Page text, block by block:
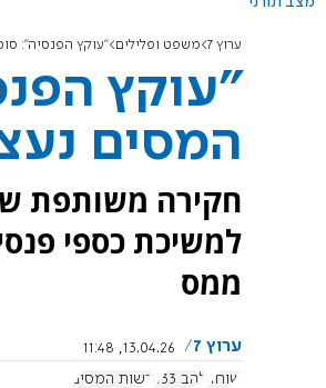
ערוץ 7 משפט ופלילים "עוקץ הפנסיה":
"עוקץ
המסים
למשיכת כספי
ממס
ערוץ 7
13.04.26, 11:48
שוחד להב 433 רשות המסים